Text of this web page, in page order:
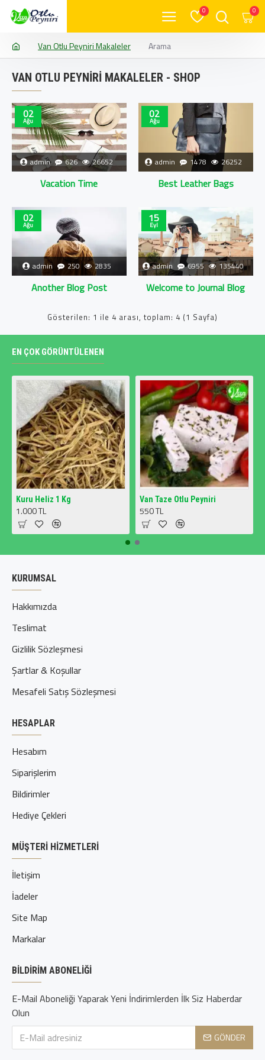
0 0
Van Otlu Peyniri Makaleler Arama
VAN OTLU PEYNIRI MAKALELER - SHOP
02
Ağu
admin 626 26652
Vacation Time
02
Ağu
admin 1478 26252
Best Leather Bags
02
Ağu
admin 250 2835
Another Blog Post
15
Eyl
admin 6955 135440
Welcome to Journal Blog
Gösterilen: 1 ile 4 arası, toplam: 4 (1 Sayfa)
EN ÇOK GÖRÜNTÜLENEN
Kuru Heliz 1 Kg
1.000 TL
Van Taze Otlu Peyniri
550 TL
KURUMSAL
Hakkımızda
Teslimat
Gizlilik Sözleşmesi
Şartlar & Koşullar
Mesafeli Satış Sözleşmesi
HESAPLAR
Hesabım
Siparişlerim
Bildirimler
Hediye Çekleri
MÜŞTERI HIZMETLERI
İletişim
İadeler
Site Map
Markalar
BILDIRIM ABONELIĞI
E-Mail Aboneliği Yaparak Yeni İndirimlerden İlk Siz Haberdar
Olun
GÖNDER